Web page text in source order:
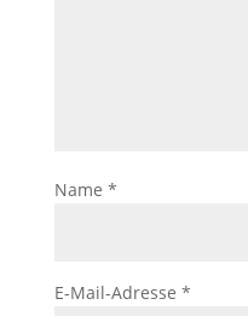
Name *
E-Mail-Adresse *